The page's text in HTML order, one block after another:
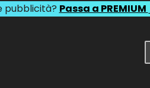
pubblicità? Passa a PREMIUM